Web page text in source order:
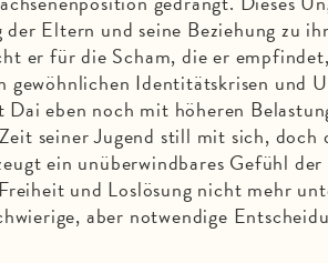
Eltern und seine Beziehung zu
er für die Scham, die er empfindet,
gewöhnlichen Identitätskrisen und
Dai eben noch mit höheren
seiner Jugend still mit sich, doch
ein unüberwindbares Gefühl der
und Loslösung nicht mehr
aber notwendige